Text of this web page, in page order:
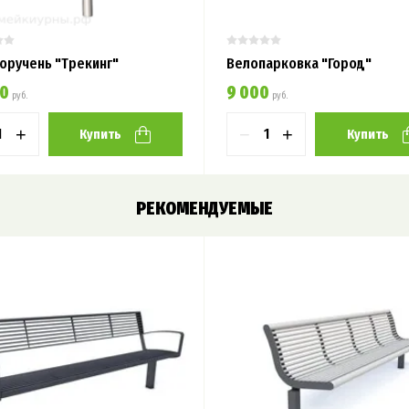
"Трекинг"
руб.
+ Купить
Велопарковка "Город"
9 000 руб.
− + Купить
РЕКОМЕНДУЕМЫЕ